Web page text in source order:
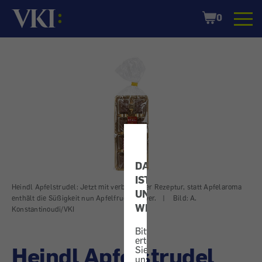
DATENSCHUTZ
IST
UNS
WICHTIG!
Bitte
erteilen
Sie
uns
Startseite
Shopping
Cart
0
Heindl Apfelstrudel: Jetzt mit verbesserter Rezeptur, statt Apfelaroma
enthält die Süßigkeit nun Apfelfruchtpulver.
|
Bild: A.
Konstantinoudi/VKI
Heindl Apfelstrudel